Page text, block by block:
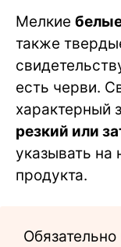
Мелкие
также
есть черви.
характерный
резкий или
указывать на
продукта.